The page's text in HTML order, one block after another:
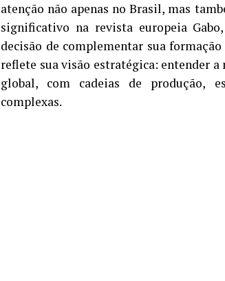
atenção não apenas no Brasil, mas
significativo na revista europeia
decisão de complementar sua
reflete sua visão estratégica: entender
global, com cadeias de produção,
complexas.